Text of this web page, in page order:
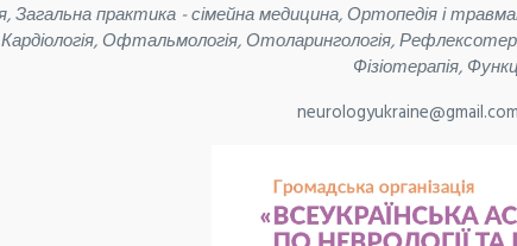
Загальна практика - сімейна медицина, Ортопедія і
Кардіологія, Офтальмологія, Отоларингологія,
Фізіотерапія,